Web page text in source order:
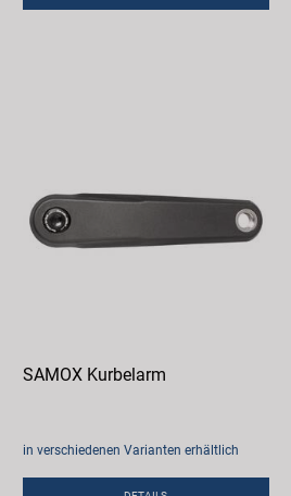
SAMOX Kurbelarm
in verschiedenen Varianten erhältlich